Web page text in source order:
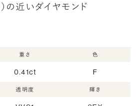
の近いダイヤモンド
重さ
0.41ct
色
F
透明度 輝き